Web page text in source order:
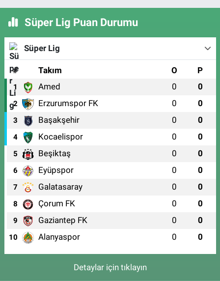
Süper Lig Puan Durumu
Süper Lig
# Takım O P
1 Amed 0 0
2 Erzurumspor FK 0 0
3 Başakşehir 0 0
4 Kocaelispor 0 0
5 Beşiktaş 0 0
6 Eyüpspor 0 0
7 Galatasaray 0 0
8 Çorum FK 0 0
9 Gaziantep FK 0 0
10 Alanyaspor 0 0
Detaylar için tıklayın